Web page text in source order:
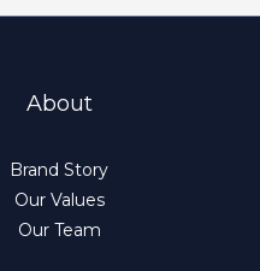
About
Brand Story
Our Values
Our Team